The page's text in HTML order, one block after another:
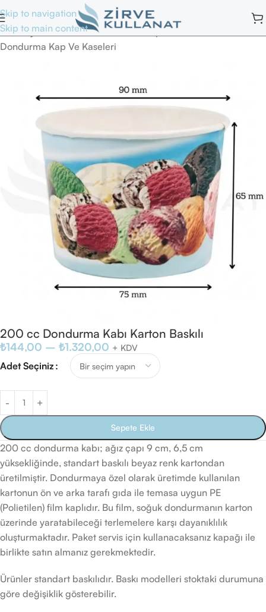
Skip to navigation
Skip to main content
Ana Sayfa/Tek Kullanımlık Yemek Kapları /
Dondurma Kap Ve Kaseleri
200 cc Dondurma Kabı Karton Baskılı
₺144,00 – ₺1.320,00 + KDV
Adet Seçiniz
Sepete Ekle
200 cc dondurma kabı; ağız çapı 9 cm, 6,5 cm
yüksekliğinde, standart baskılı beyaz renk kartondan
üretilmiştir. Dondurmaya özel olarak üretimde kullanılan
kartonun ön ve arka tarafı gıda ile temasa uygun PE
(Polietilen) film kaplıdır. Bu film, soğuk dondurmanın karton
üzerinde yaratabileceği terlemelere karşı dayanıklılık
oluşturmaktadır. Paket servis için kullanacaksanız kapağı ile
birlikte satın almanız gerekmektedir.
Ürünler standart baskılıdır. Baskı modelleri stoktaki durumuna
göre değişiklik gösterebilir.